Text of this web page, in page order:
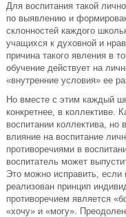
Для воспитания такой
по выявлению и
склонностей каждого
учащихся к духовной и
причина такого явления в
обучение действует на
«внутренние условия» ее
Но вместе с этим каждый
конкретнее, в коллективе.
воспитании коллектива, но
влияние на воспитание
противоречиями в
воспитатель может
Это можно исправить, если
реализован принцип
противоречием является
«хочу» и «могу».